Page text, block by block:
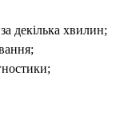
декілька хвилин;